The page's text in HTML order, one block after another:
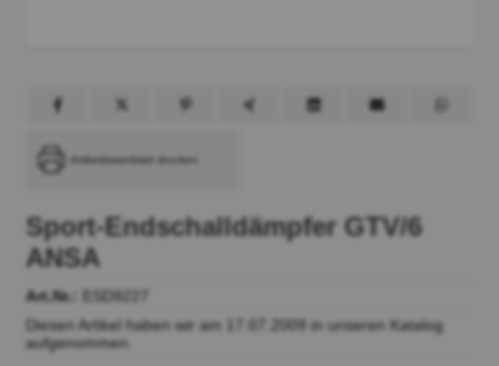
Artikeldatenblatt drucken
Sport-Endschalldämpfer GTV/6
ANSA
Art.Nr.:
ESD9227
Diesen Artikel haben wir am 17.07.2009 in unseren Katalog
aufgenommen.